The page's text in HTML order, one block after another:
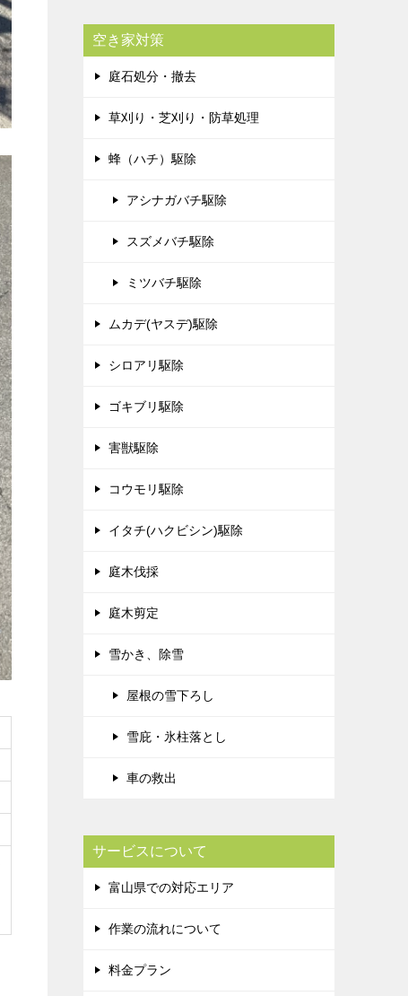
空き家対策
庭石処分・撤去
草刈り・芝刈り・防草処理
蜂（ハチ）駆除
アシナガバチ駆除
スズメバチ駆除
ミツバチ駆除
ムカデ(ヤスデ)駆除
シロアリ駆除
ゴキブリ駆除
害獣駆除
コウモリ駆除
イタチ(ハクビシン)駆除
庭木伐採
庭木剪定
雪かき、除雪
屋根の雪下ろし
雪庇・氷柱落とし
車の救出
サービスについて
富山県での対応エリア
作業の流れについて
料金プラン